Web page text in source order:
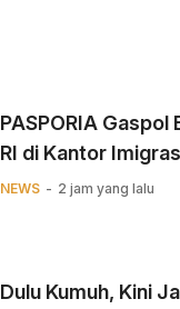
PASPORIA Gaspol
RI di Kantor
NEWS 2 jam yang lalu
Dulu Kumuh, Kini